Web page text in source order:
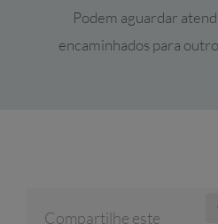
Podem aguardar
encaminhados para
Compartilhe este